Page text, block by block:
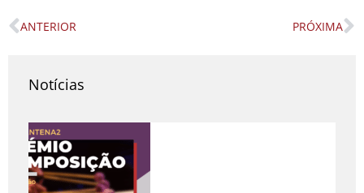
Prev
ANTERIOR PRÓXIMA
Notícias